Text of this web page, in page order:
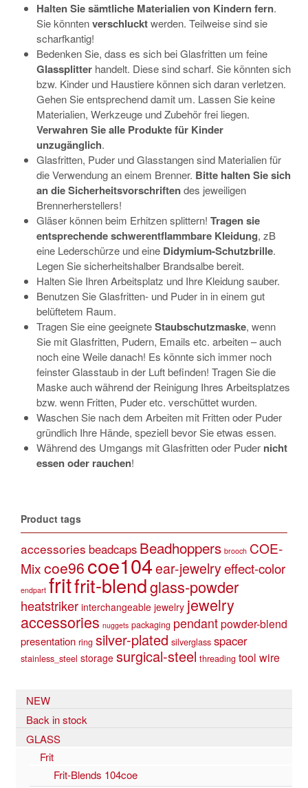
Halten Sie sämtliche Materialien von Kindern fern.
Sie könntenverschlucktwerden. Teilweise sind sie
scharfkantig!
Bedenken Sie, dass es sich bei Glasfritten um feine
Glassplitterhandelt. Diese sind scharf. Sie könnten sich
bzw. Kinder und Haustiere können sich daran verletzen.
Gehen Sie entsprechend damit um. Lassen Sie keine
Materialien, Werkzeuge und Zubehör frei liegen.
Verwahren Sie alle Produkte für Kinder
unzugänglich.
Glasfritten, Puder und Glasstangen sind Materialien für
die Verwendung an einem Brenner. Bitte halten Sie sich
an die Sicherheitsvorschriftendes jeweiligen
Brennerherstellers!
Gläser können beim Erhitzen splittern! Tragen sie
entsprechende schwerentflammbare Kleidung, zB
eine Lederschürze und eine Didymium-Schutzbrille.
Legen Sie sicherheitshalber Brandsalbe bereit.
Halten Sie Ihren Arbeitsplatz und Ihre Kleidung sauber.
Benutzen Sie Glasfritten- und Puder in in einem gut
belüftetem Raum.
Tragen Sie eine geeigneteStaubschutzmaske, wenn
Sie mit Glasfritten, Pudern, Emails etc. arbeiten – auch
noch eine Weile danach! Es könnte sich immer noch
feinster Glasstaub in der Luft befinden! Tragen Sie die
Maske auch während der Reinigung Ihres Arbeitsplatzes
bzw. wenn Fritten, Puder etc. verschüttet wurden.
Waschen Sie nach dem Arbeiten mit Fritten oder Puder
gründlich Ihre Hände, speziell bevor Sie etwas essen.
Während des Umgangs mit Glasfritten oder Puder nicht
essen oder rauchen!
Product tags
accessories beadcaps Beadhoppers brooch COE-
Mixcoe96 coe104ear-jewelryeffect-color
endpart fritfrit-blendglass-powder
heatstriker interchangeable jewelry jewelry
accessories nuggets packaging pendantpowder-blend
presentation ring silver-plated silverglass spacer
stainless_steel storage surgical-steel threading tool wire
NEW
Back in stock
GLASS
Frit
Frit-Blends 104coe